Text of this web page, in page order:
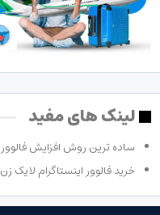
لینک های مفید
ساده ترین روش افزایش فالوور
خرید فالوور اینستاگرام لایک زن